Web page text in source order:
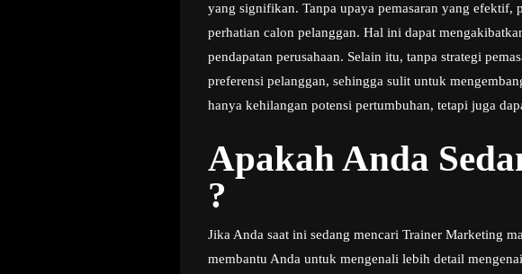
yang signifikan. Tanpa upaya pemasaran yang
perhatian calon pelanggan. Hal ini dapat
pendapatan perusahaan. Selain itu, tanpa strategi
preferensi pelanggan, sehingga sulit untuk
hanya kehilangan potensi pertumbuhan, tetapi juga
Apakah Anda
?
Jika Anda saat ini sedang mencari Trainer Marketing
membantu Anda untuk mengenali lebih detail